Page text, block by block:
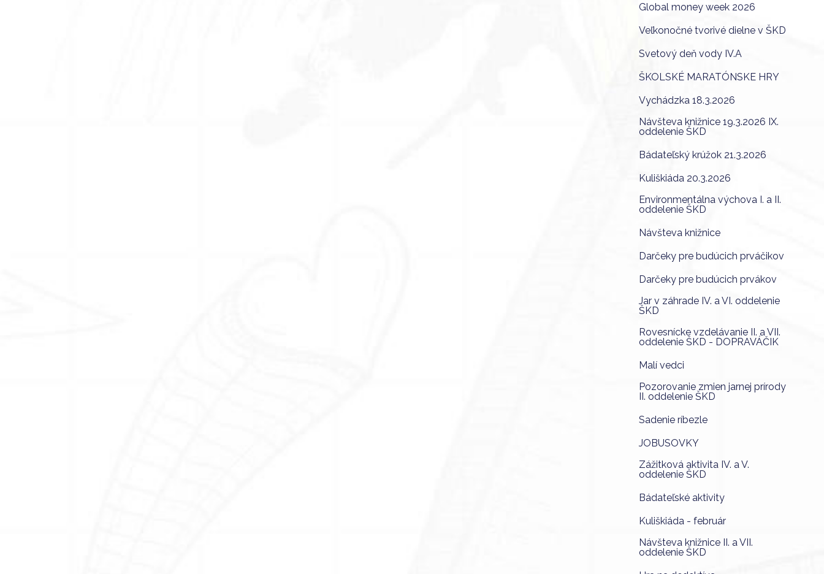
Global money week 2026
Veľkonočné tvorivé dielne v ŠKD
Svetový deň vody IV.A
ŠKOLSKÉ MARATÓNSKE HRY
Vychádzka 18.3.2026
Návšteva knižnice 19.3.2026 IX.
oddelenie ŠKD
Bádateľský krúžok 21.3.2026
Kuliškiáda 20.3.2026
Environmentálna výchova I. a II.
oddelenie ŠKD
Návšteva knižnice
Darčeky pre budúcich prváčikov
Darčeky pre budúcich prvákov
Jar v záhrade IV. a VI. oddelenie
ŠKD
Rovesnícke vzdelávanie II. a VII.
oddelenie ŠKD - DOPRAVÁČIK
Malí vedci
Pozorovanie zmien jarnej prírody
II. oddelenie ŠKD
Sadenie ríbezle
JOBUSOVKY
Zážitková aktivita IV. a V.
oddelenie ŠKD
Bádateľské aktivity
Kuliškiáda - február
Návšteva knižnice II. a VII.
oddelenie ŠKD